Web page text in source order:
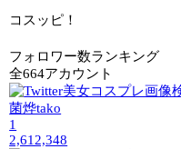
コスッピ！
フォロワー数ランキング
全664アカウント
菌烨tako
1
2,612,348